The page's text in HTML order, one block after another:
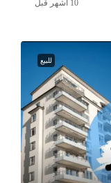
للبيع